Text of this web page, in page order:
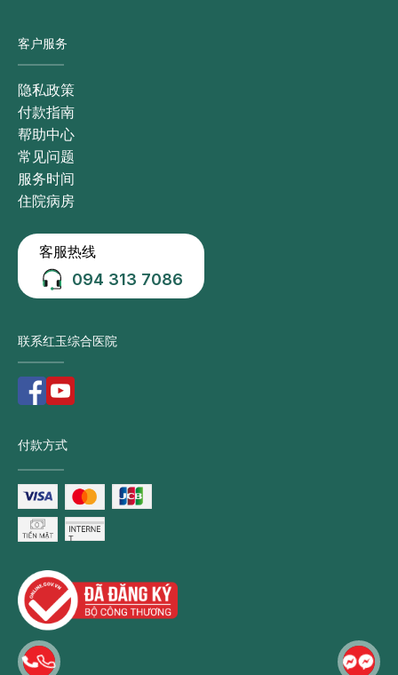
客户服务
隐私政策
付款指南
帮助中心
常见问题
服务时间
住院病房
客服热线
094 313 7086
联系红玉综合医院
付款方式